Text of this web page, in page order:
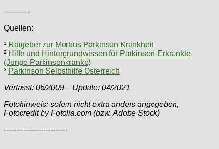
———-
Quellen:
¹ Ratgeber zur Morbus Parkinson Krankheit
² Hilfe und Hintergrundwissen für Parkinson-Erkrankte
(Junge Parkinsonkranke)
³ Parkinson Selbsthilfe Österreich
Verfasst: 06/2009 – Update: 04/2021
Fotohinweis: sofern nicht extra anders angegeben,
Fotocredit by Fotolia.com (bzw. Adobe Stock)
--------------------------